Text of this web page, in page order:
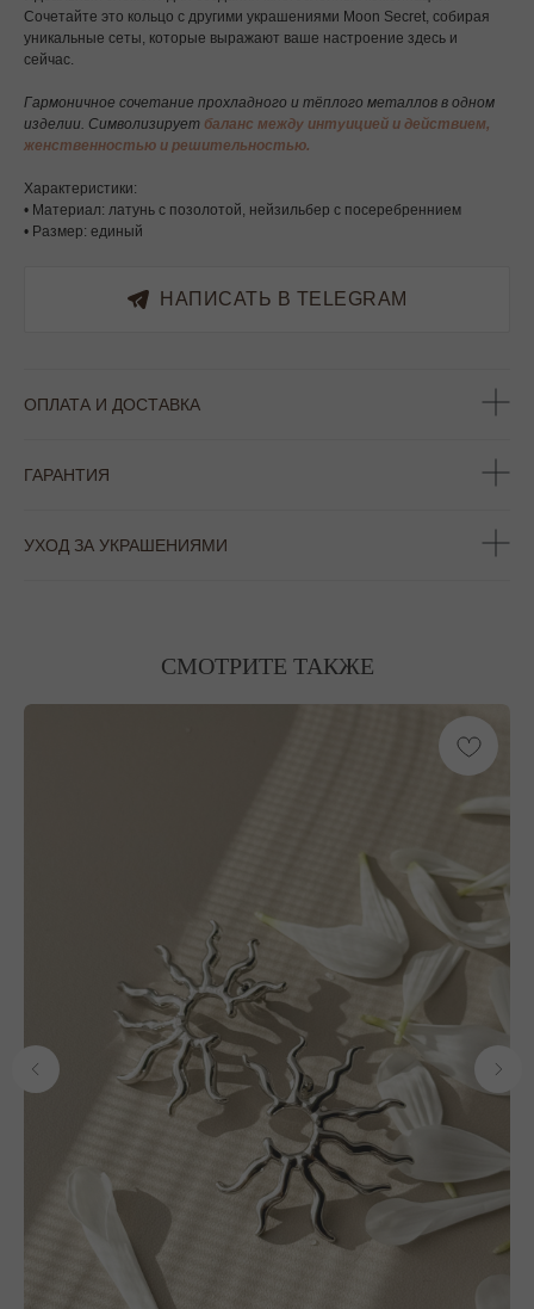
Сочетайте это кольцо с другими украшениями Moon Secret, собирая
уникальные сеты, которые выражают ваше настроение здесь и
сейчас.
Гармоничное сочетание прохладного и тёплого металлов в одном
изделии. Символизирует баланс между интуицией и действием,
женственностью и решительностью.
Характеристики:
• Материал: латунь с позолотой, нейзильбер с посеребреннием
• Размер: единый
НАПИСАТЬ В TELEGRAM
ОПЛАТА И ДОСТАВКА
ГАРАНТИЯ
УХОД ЗА УКРАШЕНИЯМИ
СМОТРИТЕ ТАКЖЕ
контактную информацию.
ПОДТВЕРЖДЕНИЕ И ОПЛАТА
В течение часа с вами свяжется менеджер для
подтверждения заказа и направит ссылку на оплату
ПОДРОБНЕЕ ПРО ОПЛАТУ
ДОСТАВКА ТОВАРА
Доставка производится курьером транспортной